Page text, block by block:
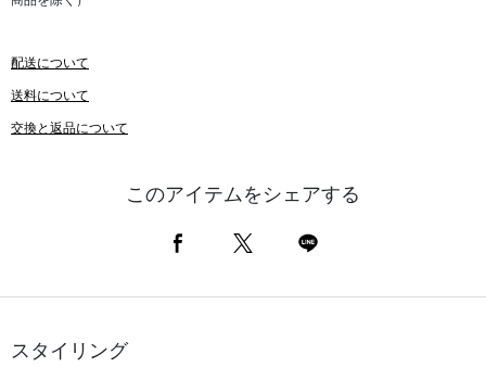
配送について
送料について
交換と返品について
このアイテムをシェアする
スタイリング